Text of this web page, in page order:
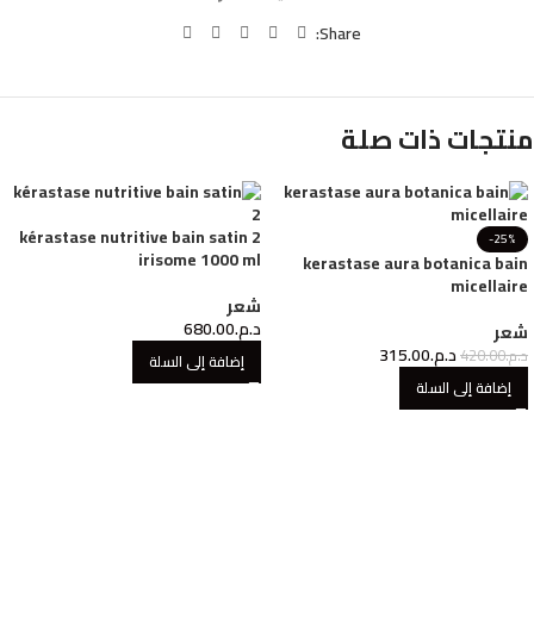
Share:
منتجات ذات صلة
-25%
kerastase aura botanica bain
micellaire
شعر
د.م.420.00د.م.315.00
إضافة إلى السلة
kérastase nutritive bain satin 2
irisome 1000 ml
شعر
د.م.680.00
إضافة إلى السلة